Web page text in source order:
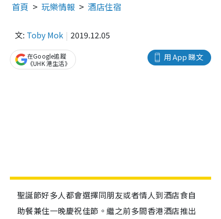
首頁 玩樂情報 酒店住宿
文: Toby Mok 2019.12.05
用 App 睇文
在Google追蹤
《UHK 港生活》
聖誕節好多人都會選擇同朋友或者情人到酒店食自
助餐兼住一晚慶祝佳節。繼之前多間香港酒店推出